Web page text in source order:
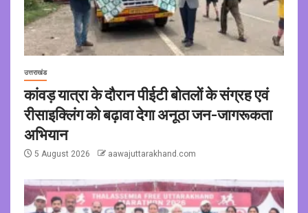
उत्तराखंड
कांवड़ यात्रा के दौरान पीईटी बोतलों के संग्रह एवं
रीसाइक्लिंग को बढ़ावा देगा अनूठा जन-जागरूकता
अभियान
5 August 2026 aawajuttarakhand.com